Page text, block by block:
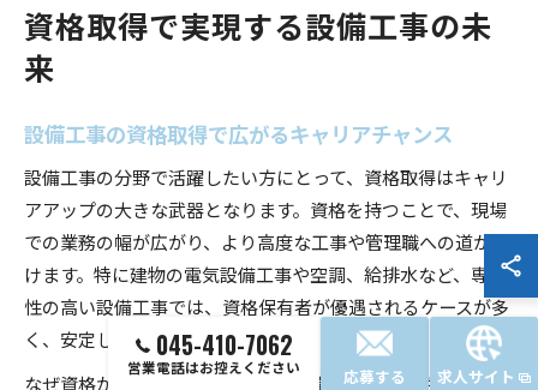
資格取得で実現する設備工事の未
来
設備工事の資格取得で広がるキャリアチャンス
設備工事の分野で活躍したい方にとって、資格取得はキャリ
アアップの大きな武器となります。資格を持つことで、現場
での業務の幅が広がり、より高度な工事や管理職への道が開
けます。特に建物の電気設備工事や空調、給排水など、専門
性の高い設備工事では、資格保有者が優遇されるケースが多
く、安定した需要が続いています。
なぜ資格が重要なのかというと、設備工事は安全性や品質確
045-410-7062
営業電話はお控えください 応募する 求人サイト